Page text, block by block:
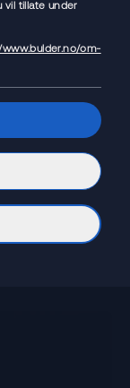
vil tillate under
om-